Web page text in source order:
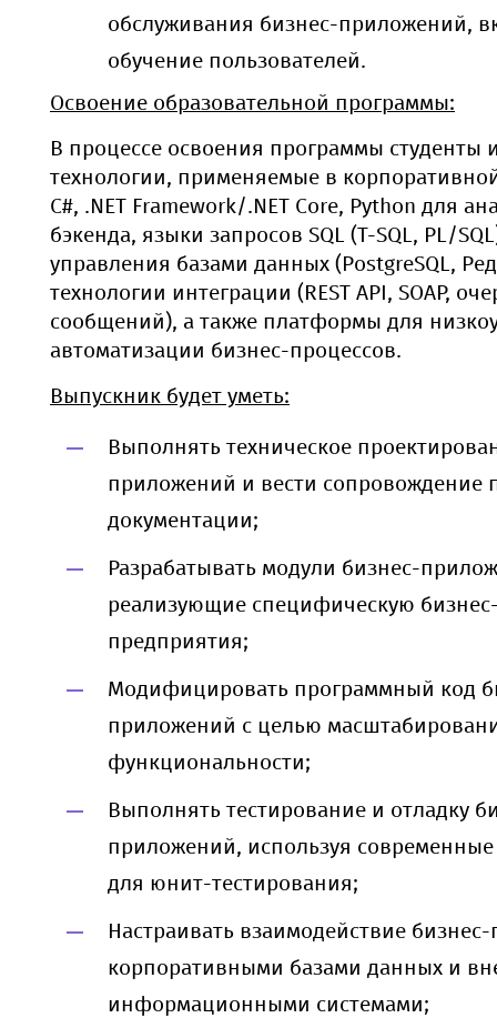
обслуживания бизнес-приложений,
обучение пользователей.
Освоение образовательной программы:
В процессе освоения программы студенты
технологии, применяемые в
C#, .NET Framework/.NET Core, Python для
бэкенда, языки запросов SQL (T-SQL, PL/
управления базами данных (PostgreSQL,
технологии интеграции (REST API, SOAP,
сообщений), а также платформы для
автоматизации бизнес-процессов.
Выпускник будет уметь:
Выполнять техническое
приложений и вести сопровождение
документации;
Разрабатывать модули бизнес-
реализующие специфическую
предприятия;
Модифицировать программный код
приложений с целью
функциональности;
Выполнять тестирование и отладку
приложений, используя
для юнит-тестирования;
Настраивать взаимодействие
корпоративными базами данных и
информационными системами;